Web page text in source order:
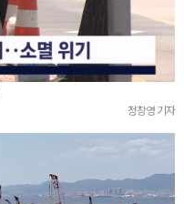
정창영 기자